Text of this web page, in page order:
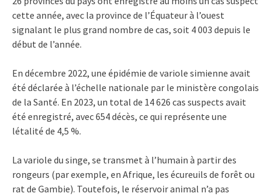
cette année, avec la province de l’Équateur à l’ouest
signalant le plus grand nombre de cas, soit 4 003 depuis le
début de l’année.
En décembre 2022, une épidémie de variole simienne avait
été déclarée à l’échelle nationale par le ministère congolais
de la Santé. En 2023, un total de 14 626 cas suspects avait
été enregistré, avec 654 décès, ce qui représente une
létalité de 4,5 %.
La variole du singe, se transmet à l’humain à partir des
rongeurs (par exemple, en Afrique, les écureuils de forêt ou
rat de Gambie). Toutefois, le réservoir animal n’a pas